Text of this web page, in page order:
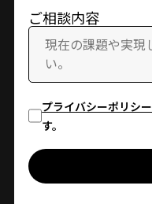
ご相談内容
プライバシーポリシー
す。